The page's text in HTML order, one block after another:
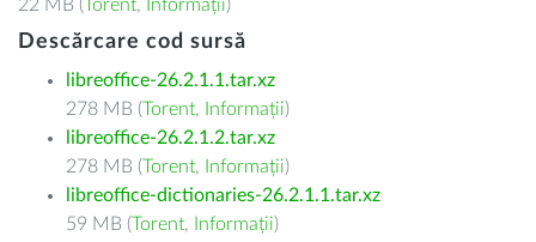
22 MB (Torent, Informații)
Descărcare cod sursă
libreoffice-26.2.1.1.tar.xz
278 MB (Torent, Informații)
libreoffice-26.2.1.2.tar.xz
278 MB (Torent, Informații)
libreoffice-dictionaries-26.2.1.1.tar.xz
59 MB (Torent, Informații)